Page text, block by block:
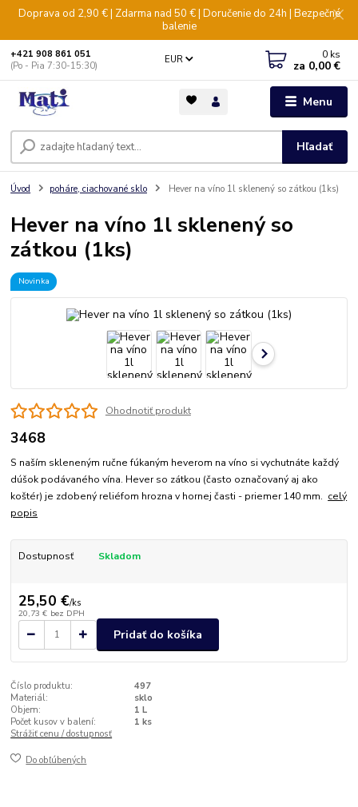
Doprava od 2,90 € | Zdarma nad 50 € | Doručenie do 24h | Bezpečné
balenie
Menu
EUR
Hľadať
+421 908 861 051
(Po - Pia 7:30-15:30)
0 ks
za 0,00 €
Úvod poháre, ciachované sklo Hever na víno 1l sklenený so zátkou (1ks)
Hever na víno 1l sklenený so
zátkou (1ks)
Novinka
Ohodnotiť produkt
3468
S naším skleneným ručne fúkaným heverom na víno si vychutnáte každý
dúšok podávaného vína. Hever so zátkou (často označovaný aj ako
koštér) je zdobený reliéfom hrozna v hornej časti - priemer 140 mm. celý
popis
Dostupnosť Skladom
25,50 €/ks
20,73 € bez DPH
Pridať do košíka
Číslo produktu:
497
Materiál:
sklo
Objem:
1 L
Počet kusov v balení:
1 ks
Strážiť cenu / dostupnosť
Do obľúbených